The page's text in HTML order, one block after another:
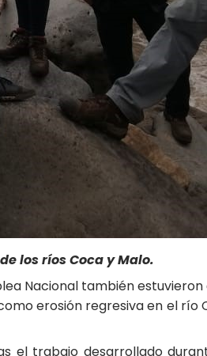
los ríos Coca y Malo.
Nacional también
erosión regresiva en el río
el trabajo desarrollado